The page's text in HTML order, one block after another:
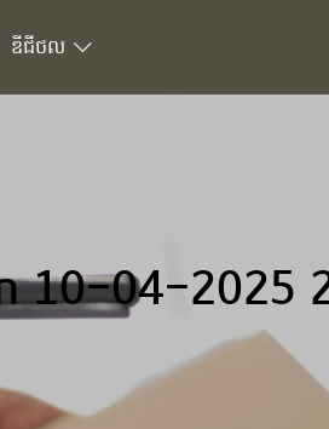
ឌីជីថល
10-04-2025